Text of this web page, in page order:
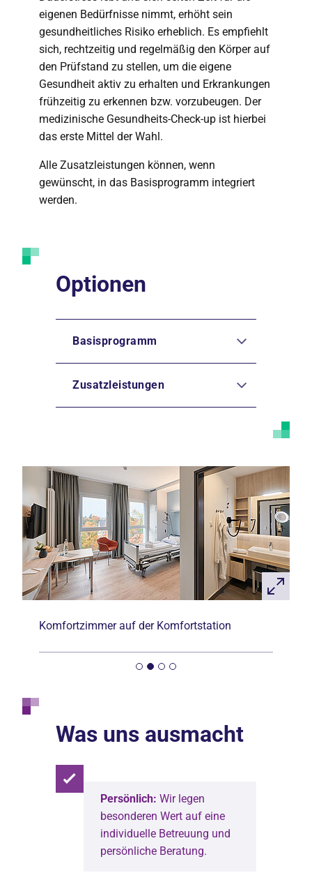
eigenen Bedürfnisse nimmt, erhöht sein
gesundheitliches Risiko erheblich. Es empfiehlt
sich, rechtzeitig und regelmäßig den Körper auf
den Prüfstand zu stellen, um die eigene
Gesundheit aktiv zu erhalten und Erkrankungen
frühzeitig zu erkennen bzw. vorzubeugen. Der
medizinische Gesundheits-Check-up ist hierbei
das erste Mittel der Wahl.
Alle Zusatzleistungen können, wenn
gewünscht, in das Basisprogramm integriert
werden.
Optionen
Basisprogramm
Zusatzleistungen
Komfortzimmer auf der Komfortstation
Was uns ausmacht
Persönlich: Wir legen
besonderen Wert auf eine
individuelle Betreuung und
persönliche Beratung.